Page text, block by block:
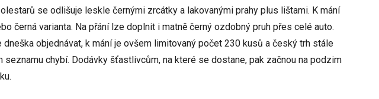
se odlišuje leskle černými zrcátky a lakovanými prahy plus lištami. K mání
černá varianta. Na přání lze doplnit i matně černý ozdobný pruh přes celé auto.
objednávat, k mání je ovšem limitovaný počet 230 kusů a český trh stále
seznamu chybí. Dodávky šťastlivcům, na které se dostane, pak začnou na podzim